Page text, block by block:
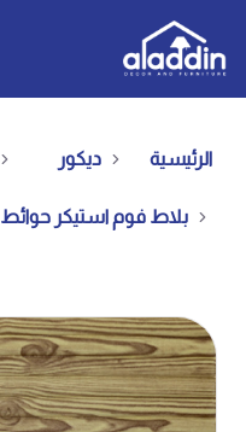
الرئيسية ديكور
بلاط فوم استيكر حوائط 8 ملي كودRS023-H34